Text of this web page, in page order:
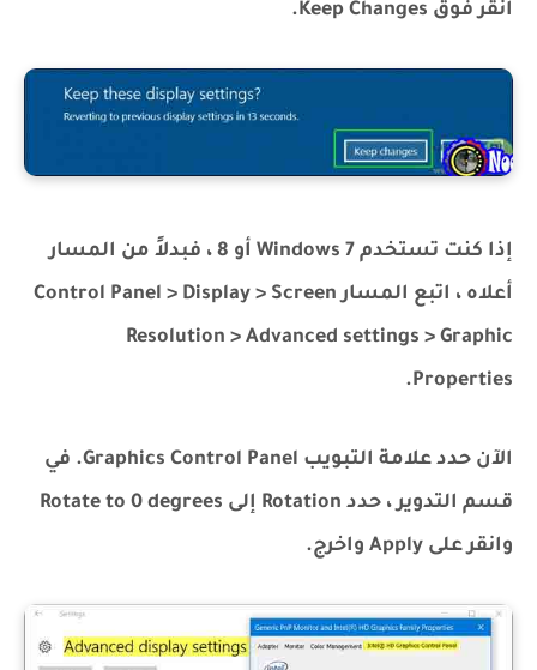
انقر فوق Keep Changes.
إذا كنت تستخدم Windows 7 أو 8 ، فبدلاً من المسار
أعلاه ، اتبع المسار Control Panel > Display > Screen
Resolution > Advanced settings > Graphic
Properties.
الآن حدد علامة التبويب Graphics Control Panel. في
قسم التدوير ، حدد Rotation إلى Rotate to 0 degrees
وانقر على Apply واخرج.